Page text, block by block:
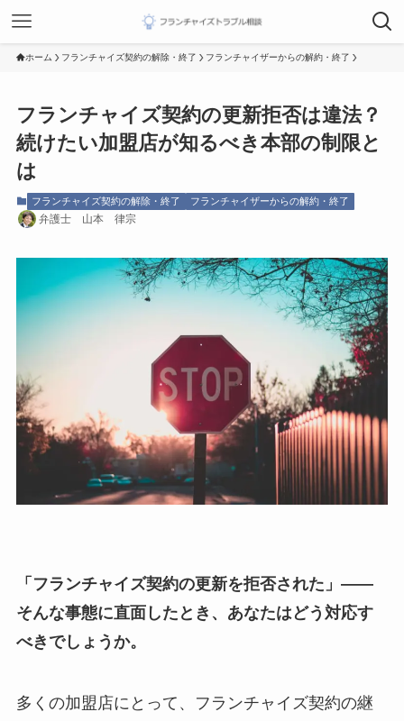
ホーム フランチャイズ契約の解除・終了 フランチャイザーからの解約・終了
フランチャイズ契約の更新拒否は違法？
続けたい加盟店が知るべき本部の制限と
は
フランチャイズ契約の解除・終了 フランチャイザーからの解約・終了
弁護士 山本 律宗
「フランチャイズ契約の更新を拒否された」――
そんな事態に直面したとき、あなたはどう対応す
べきでしょうか。
多くの加盟店にとって、フランチャイズ契約の継